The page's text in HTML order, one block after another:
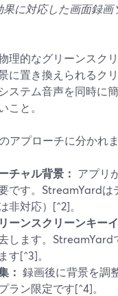
に対応した画面録画
理的なグリーンスク
に置き換えられるクリ
ステム音声を同時に
こと。
アプローチに分かれま
チャル背景： アプリ
です。StreamYard
非対応）[^2]。
ーンスクリーンキー
します。
す[^3]。
： 録画後に背景を調
ラン限定です[^4]。